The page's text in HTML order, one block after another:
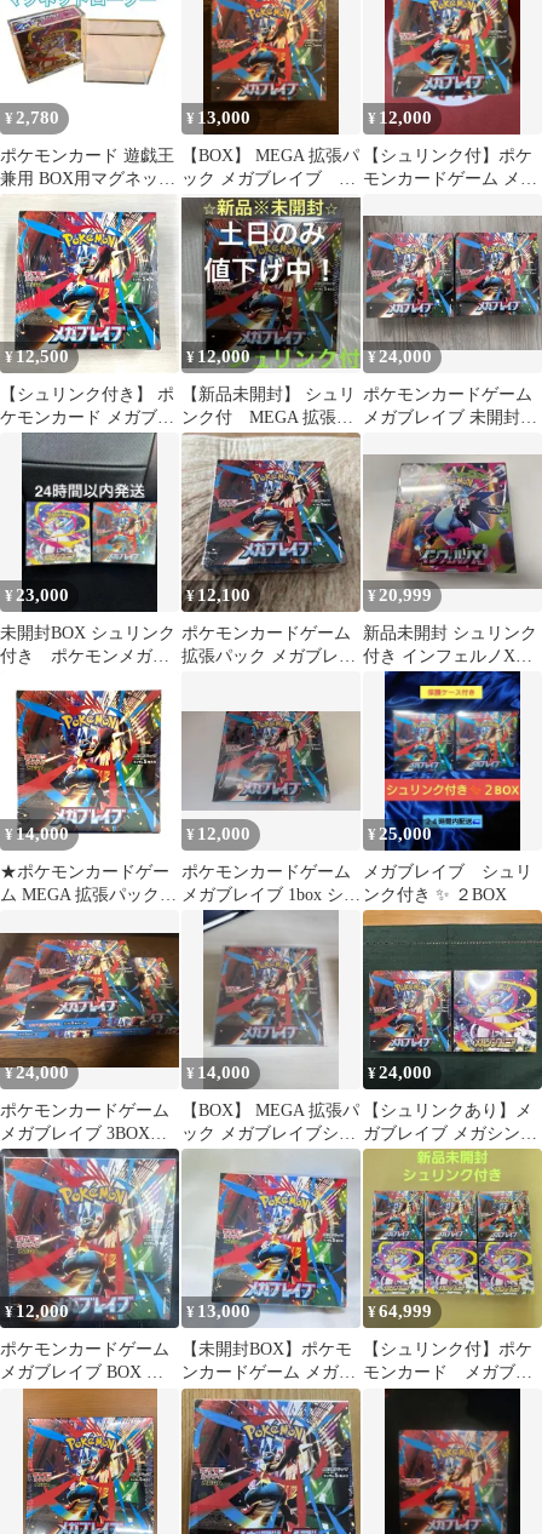
¥ 2,780
ポケモンカード 遊戯王
兼用 BOX用マグネット
ローダー ボックスロー
ダー4
¥ 13,000
【BOX】 MEGA 拡張パ
ック メガブレイブ シ
ュリンク付き
¥ 12,000
【シュリンク付】ポケ
モンカードゲーム メガ
¥12,500
【シュリンク付き】 ポ
ケモンカード メガブレ
イブ BOX 新品・未開
封品
¥ 12,000
【新品未開封】 シュリ
ンク付 MEGA 拡張パ
ック メガブレイブBOX
¥24,000
ポケモンカードゲーム
メガブレイブ 未開封
¥ 23,000
未開封BOX シュリンク
付き ポケモンメガシ
ブ 計2箱
¥12,100
ポケモンカードゲーム
拡張パック メガブレイ
¥20,999
新品未開封 シュリンク
付き インフェルノX
1BOX ポケモンカード
¥ 14,000
★ポケモンカードゲー
ム MEGA 拡張パック
ク付き 未開封BOX ポ
ケカ★008411
¥ 12,000
ポケモンカードゲーム
メガブレイブ 1box シュ
リンク付き
¥ 25,000
メガブレイブ シュリ
ンク付き ✨ ２BOX
¥24,000
ポケモンカードゲーム
メガブレイブ 3BOXセ
ット シュリンクな
し ぺりぺりなし
¥ 14,000
【BOX】 MEGA 拡張パ
ック メガブレイブシュ
リンク付き
¥24,000
【シュリンクあり】メ
ガブレイブ メガシンフ
ォニアBOX
¥12,000
ポケモンカードゲーム
メガブレイブ BOX シ
¥ 13,000
【未開封BOX】ポケモ
ンカードゲーム メガブ
レイブ
¥64,999
【シュリンク付】ポケ
モンカード メガブレ
イブ メガシンフォニア